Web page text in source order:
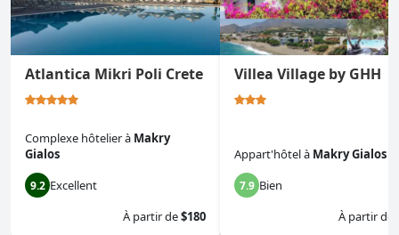
Atlantica Mikri Poli Crete
Complexe hôtelierà Makry
Gialos
9.2 Excellent
À partir de$180
Villea Village by GHH
Appart'hôtelà Makry Gialos
7.9 Bien
À partir de